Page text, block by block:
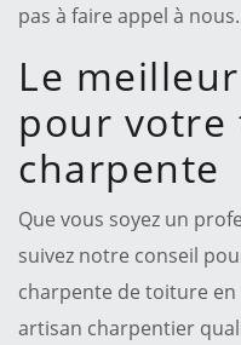
pas à faire appel à nous.
Le
pour votre
charpente
Que vous soyez un
suivez notre conseil
charpente de toiture en
artisan charpentier